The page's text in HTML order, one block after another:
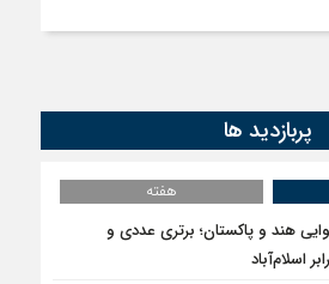
پربازدید ها
هفته
هند و پاکستان؛ برتری عددی و
اسلام‌آباد